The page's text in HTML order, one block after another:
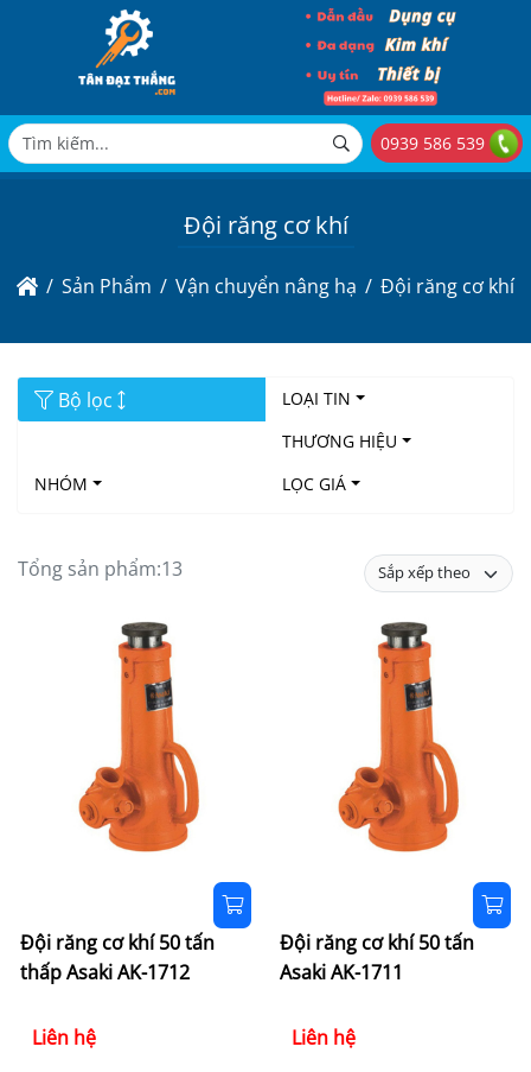
0939 586 539
Đội răng cơ khí
Sản Phẩm Vận chuyển nâng hạ Đội răng cơ khí
Bộ lọc
LOẠI TIN
THƯƠNG HIỆU
NHÓM
LỌC GIÁ
Tổng sản phẩm:13
Đội răng cơ khí 50 tấn
thấp Asaki AK-1712
Liên hệ
Đội răng cơ khí 50 tấn
Asaki AK-1711
Liên hệ